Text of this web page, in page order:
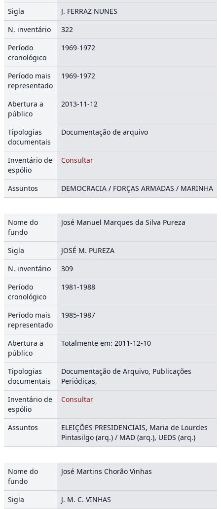
Sigla
J. FERRAZ NUNES
N. inventário
322
Período
cronológico
1969-1972
Período mais
representado
1969-1972
Abertura a
público
2013-11-12
Tipologias
documentais
Documentação de arquivo
Inventário de
espólio
Consultar
Assuntos DEMOCRACIA / FORÇAS ARMADAS / MARINHA
Nome do
fundo
José Manuel Marques da Silva Pureza
Sigla
JOSÉ M. PUREZA
N. inventário
309
Período
cronológico
1981-1988
Período mais
representado
1985-1987
Abertura a
público
Totalmente em: 2011-12-10
Tipologias
documentais
Documentação de Arquivo, Publicações
Periódicas,
Inventário de
espólio
Consultar
Assuntos
ELEIÇÕES PRESIDENCIAIS, Maria de Lourdes
Pintasilgo (arq.) / MAD (arq.), UEDS (arq.)
Nome do
fundo
José Martins Chorão Vinhas
Sigla J. M. C. VINHAS